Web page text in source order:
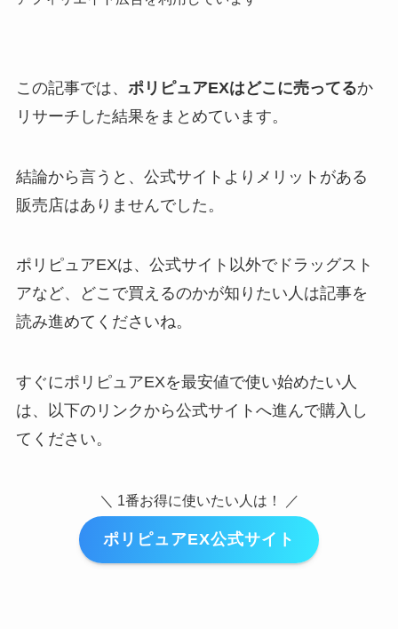
この記事では、 ポリピュアEXはどこに売ってるか
リサーチした結果をまとめています。
結論から言うと、公式サイトよりメリットがある
販売店はありませんでした。
ポリピュアEXは、公式サイト以外でドラッグスト
アなど、どこで買えるのかが知りたい人は記事を
読み進めてくださいね。
すぐにポリピュアEXを最安値で使い始めたい人
は、以下のリンクから公式サイトへ進んで購入し
てください。
＼ 1番お得に使いたい人は！ ／
ポリピュアEX公式サイト